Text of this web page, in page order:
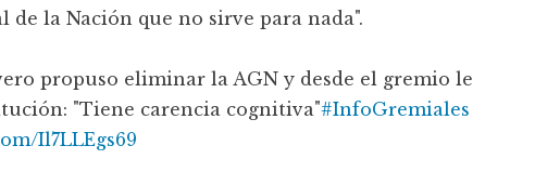
la Nación que no sirve para nada".
propuso eliminar la AGN y desde el gremio le
"Tiene carencia cognitiva"#InfoGremiales
Il7LLEgs69